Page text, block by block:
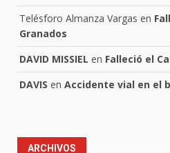
Telésforo Almanza Vargas en
Granados
DAVID MISSIEL en Falleció el
DAVIS en Accidente vial en el
ARCHIVOS